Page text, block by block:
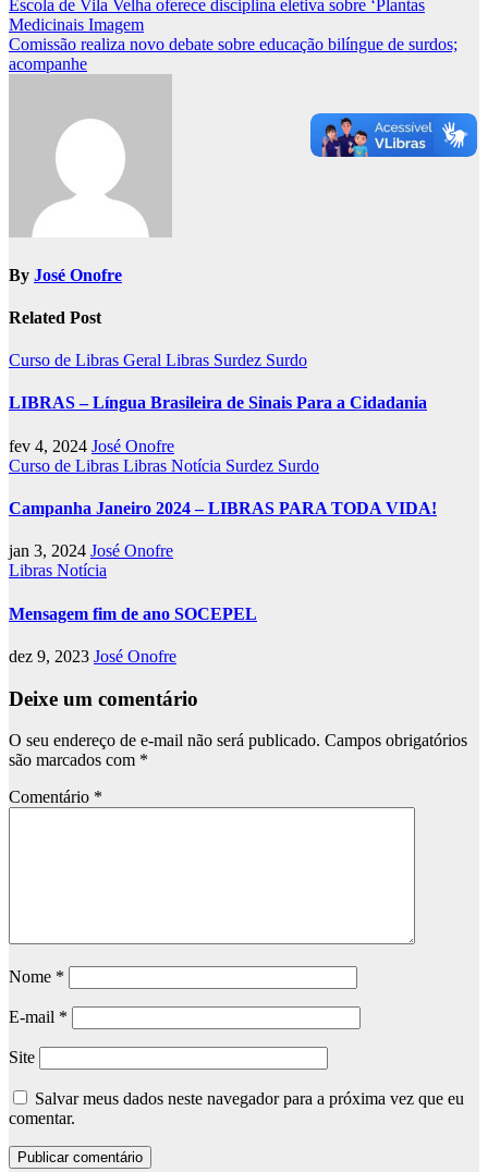
Navegação
de
Post
Escola de Vila Velha oferece disciplina eletiva sobre ‘Plantas
Medicinais Imagem
Comissão realiza novo debate sobre educação bilíngue de surdos;
acompanhe
By José Onofre
Related Post
Curso de Libras Geral Libras Surdez Surdo
LIBRAS – Língua Brasileira de Sinais Para a Cidadania
fev 4, 2024 José Onofre
Curso de Libras Libras Notícia Surdez Surdo
Campanha Janeiro 2024 – LIBRAS PARA TODA VIDA!
jan 3, 2024 José Onofre
Libras Notícia
Mensagem fim de ano SOCEPEL
dez 9, 2023 José Onofre
Deixe um comentário
O seu endereço de e-mail não será publicado. Campos obrigatórios
são marcados com *
Comentário *
Nome *
E-mail *
Site
Salvar meus dados neste navegador para a próxima vez que eu
comentar.